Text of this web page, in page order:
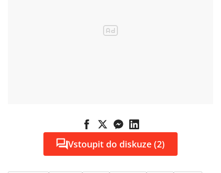
Vstoupit do diskuze (2)